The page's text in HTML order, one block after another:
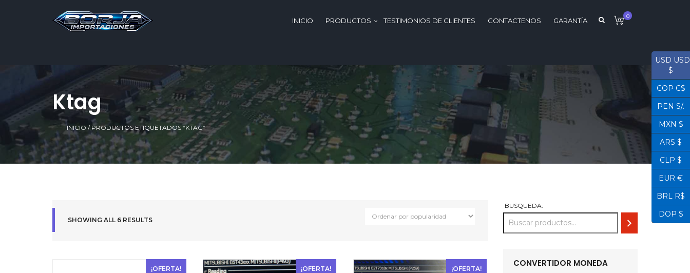
0
INICIO PRODUCTOS TESTIMONIOS DE CLIENTES CONTACTENOS GARANTÍA
Ktag
INICIO / PRODUCTOS ETIQUETADOS “KTAG”
SHOWING ALL 6 RESULTS
¡OFERTA! ¡OFERTA! ¡OFERTA!
BUSQUEDA:
CONVERTIDOR MONEDA
USD USD
$
COP C$
PEN S/.
MXN $
ARS $
CLP $
EUR €
BRL R$
DOP $